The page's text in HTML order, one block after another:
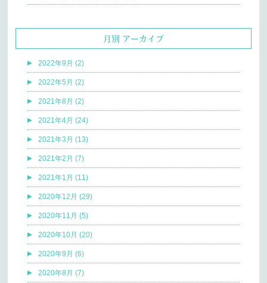
月別 アーカイブ
2022年9月 (2)
2022年5月 (2)
2021年8月 (2)
2021年4月 (24)
2021年3月 (13)
2021年2月 (7)
2021年1月 (11)
2020年12月 (29)
2020年11月 (5)
2020年10月 (20)
2020年9月 (6)
2020年8月 (7)